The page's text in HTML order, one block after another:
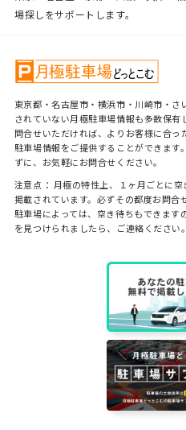
場探しをサポートします。
東京都・名古屋市・横浜市・川崎市・
されていない月極駐車場情報も多数保
問合せいただければ、よりお客様に合っ
駐車場情報をご提供することができます
ずに、お気軽にお問合せください。
注意点： 月極の特性上、１ヶ月ごとに
掲載されています。必ずその都度お問合
駐車場によっては、空き待ちもできます
を見つけられましたら、ご連絡ください。